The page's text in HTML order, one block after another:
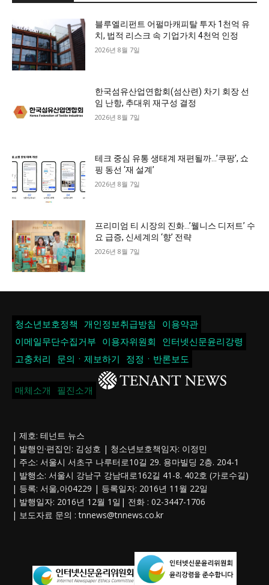
블루엘리펀트 어펄마캐피탈 투자 1천억 유
치, 법적 리스크 속 기업가치 4천억 인정
2026년 8월 7일
한국섬유산업연합회(섬산련) 차기 회장 선
임 난항, 추대위 재구성 결정
2026년 8월 7일
테크 중심 유통 생태계 재편될까…’쿠팡’, 쇼
핑 동선 ‘재 설계’
2026년 8월 7일
프리미엄 티 시장의 진화…’웰니스 디저트’ 수
요 급증, 신세계의 ‘향’ 전략
2026년 8월 7일
청소년보호정책 개인정보취급방침
이용약관
이메일무단수집거부
이용자위원회
인터넷신문윤리강령
고충처리
문의ㆍ제보하기 정정ㆍ반론보도
매체소개 필진소개
| 제호: 테넌트 뉴스
| 발행인·편집인: 김성호 | 청소년보호책임자: 이정민
| 주소: 서울시 서초구 나루터로10길 29. 용마빌딩 2층. 204-1
| 발행소: 서울시 강남구 강남대로162길 41-8. 402호 (가로수길)
| 등록: 서울,아04229 | 등록일자: 2016년 11월 22일
| 발행일자: 2016년 12월 1일| 전화 : 02-3447-1706
| 보도자료 문의 :tnnews@tnnews.co.kr